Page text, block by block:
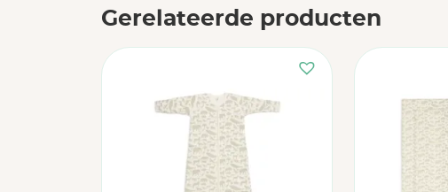
Gerelateerde producten